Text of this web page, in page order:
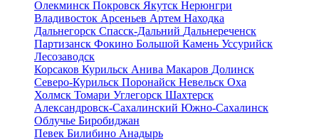
Олекминск Покровск Якутск Нерюнгри
Владивосток Арсеньев Артем Находка
Дальнегорск Спасск-Дальний Дальнереченск
Партизанск Фокино Большой Камень Уссурийск
Лесозаводск
Корсаков Курильск Анива Макаров Долинск
Северо-Курильск Поронайск Невельск Оха
Холмск Томари Углегорск Шахтерск
Александровск-Сахалинский Южно-Сахалинск
Облучье Биробиджан
Певек Билибино Анадырь